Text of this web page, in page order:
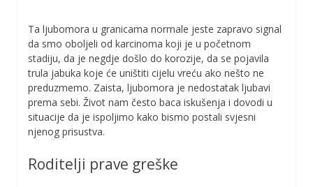
Ta ljubomora u granicama normale jeste zapravo signal
da smo oboljeli od karcinoma koji je u početnom
stadiju, da je negdje došlo do korozije, da se pojavila
trula jabuka koje će uništiti cijelu vreću ako nešto ne
preduzmemo. Zaista, ljubomora je nedostatak ljubavi
prema sebi. Život nam često baca iskušenja i dovodi u
situacije da je ispoljimo kako bismo postali svjesni
njenog prisustva.
Roditelji prave greške